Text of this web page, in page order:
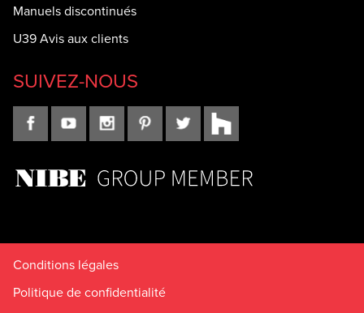
Manuels discontinués
U39 Avis aux clients
SUIVEZ-NOUS
Conditions légales
Politique de confidentialité